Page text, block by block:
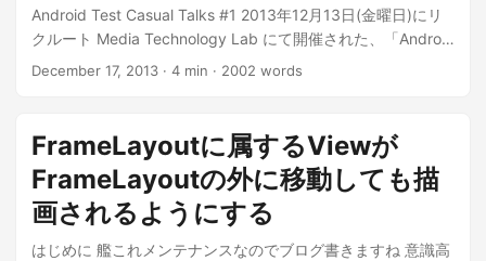
Android Test Casual Talks #1 2013年12月13日(金曜日)にリ
クルート Media Technology Lab にて開催された、「Android
Test Casual Talks #1」なるイベントに参加し、登壇させて頂
December 17, 2013 · 4 min · 2002 words
FrameLayoutに属するViewが
FrameLayoutの外に移動しても描
画されるようにする
はじめに 艦これメンテナンスなのでブログ書きますね 意識高